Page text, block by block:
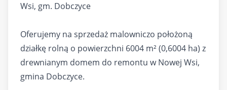
Wsi, gm. Dobczyce
Oferujemy na sprzedaż malowniczo położoną
działkę rolną o powierzchni 6004 m² (0,6004 ha) z
drewnianym domem do remontu w Nowej Wsi,
gmina Dobczyce.